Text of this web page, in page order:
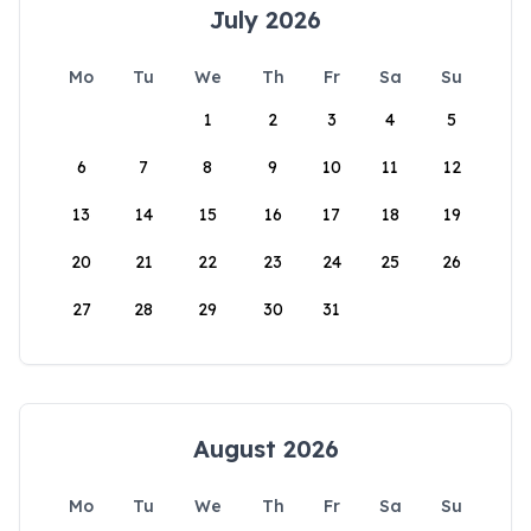
July 2026
Mo Tu We Th Fr Sa
Su
1
2 3 4 5
6 7 8 9 10 11 12
13 14 15 16 17 18 19
20 21 22 23 24 25 26
27 28 29 30 31
August 2026
Mo Tu We Th Fr Sa Su